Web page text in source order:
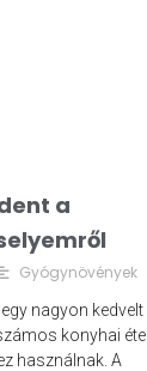
a
Gyógynövények
nagyon kedvelt
konyhai étel
használnak. A